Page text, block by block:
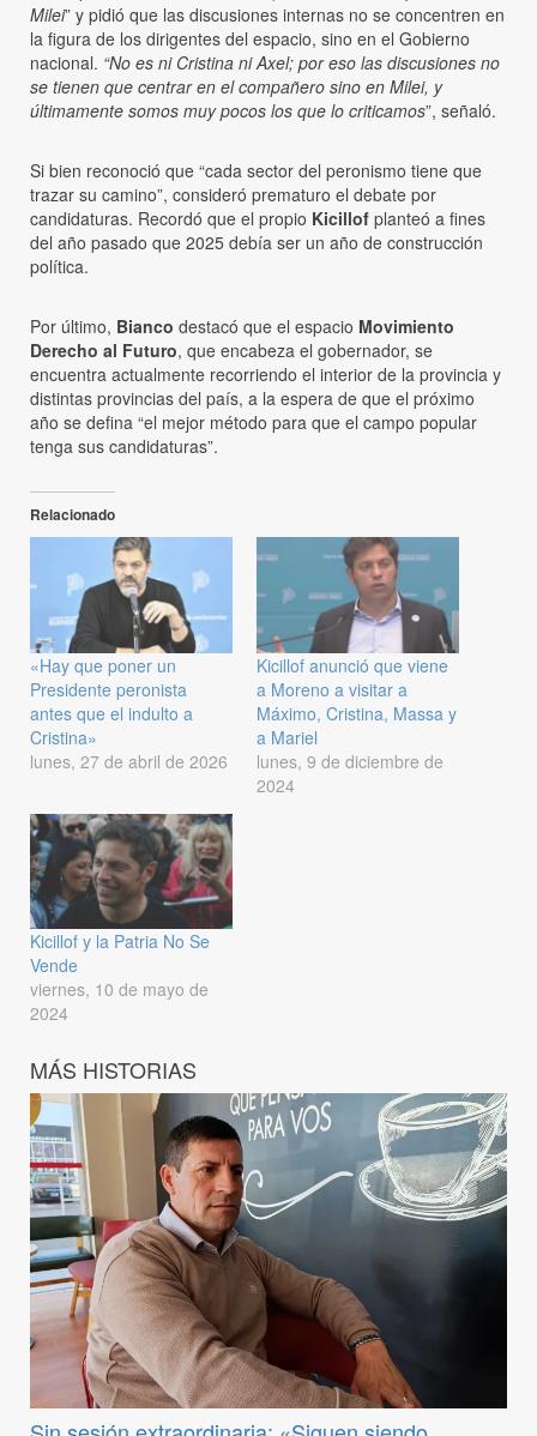
Milei” y pidió que las discusiones internas no se concentren en
la figura de los dirigentes del espacio, sino en el Gobierno
nacional. “No es ni Cristina ni Axel; por eso las discusiones no
se tienen que centrar en el compañero sino en Milei, y
últimamente somos muy pocos los que lo criticamos”, señaló.
Si bien reconoció que “cada sector del peronismo tiene que
trazar su camino”, consideró prematuro el debate por
candidaturas. Recordó que el propio Kicillof planteó a fines
del año pasado que 2025 debía ser un año de construcción
política.
Por último, Bianco destacó que el espacio Movimiento
Derecho al Futuro, que encabeza el gobernador, se
encuentra actualmente recorriendo el interior de la provincia y
distintas provincias del país, a la espera de que el próximo
año se defina “el mejor método para que el campo popular
tenga sus candidaturas”.
Relacionado
«Hay que poner un
Presidente peronista
antes que el indulto a
Cristina»
lunes, 27 de abril de 2026
Kicillof anunció que viene
a Moreno a visitar a
Máximo, Cristina, Massa y
a Mariel
lunes, 9 de diciembre de
2024
Kicillof y la Patria No Se
Vende
viernes, 10 de mayo de
2024
MÁS HISTORIAS